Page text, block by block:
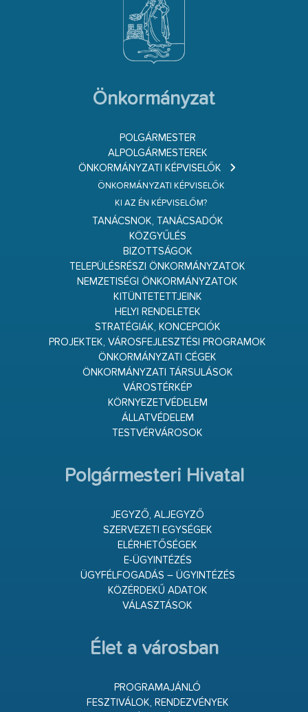
Önkormányzat
POLGÁRMESTER
ALPOLGÁRMESTEREK
ÖNKORMÁNYZATI KÉPVISELŐK
ÖNKORMÁNYZATI KÉPVISELŐK
KI AZ ÉN KÉPVISELŐM?
TANÁCSNOK, TANÁCSADÓK
KÖZGYŰLÉS
BIZOTTSÁGOK
TELEPÜLÉSRÉSZI ÖNKORMÁNYZATOK
NEMZETISÉGI ÖNKORMÁNYZATOK
KITÜNTETETTJEINK
HELYI RENDELETEK
STRATÉGIÁK, KONCEPCIÓK
PROJEKTEK, VÁROSFEJLESZTÉSI PROGRAMOK
ÖNKORMÁNYZATI CÉGEK
ÖNKORMÁNYZATI TÁRSULÁSOK
VÁROSTÉRKÉP
KÖRNYEZETVÉDELEM
ÁLLATVÉDELEM
TESTVÉRVÁROSOK
Polgármesteri Hivatal
JEGYZŐ, ALJEGYZŐ
SZERVEZETI EGYSÉGEK
ELÉRHETŐSÉGEK
E-ÜGYINTÉZÉS
ÜGYFÉLFOGADÁS – ÜGYINTÉZÉS
KÖZÉRDEKŰ ADATOK
VÁLASZTÁSOK
Élet a városban
PROGRAMAJÁNLÓ
FESZTIVÁLOK, RENDEZVÉNYEK